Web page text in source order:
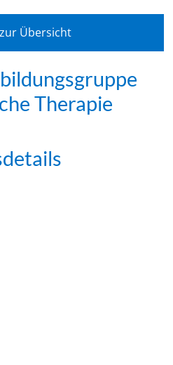
Übersicht
Therapie